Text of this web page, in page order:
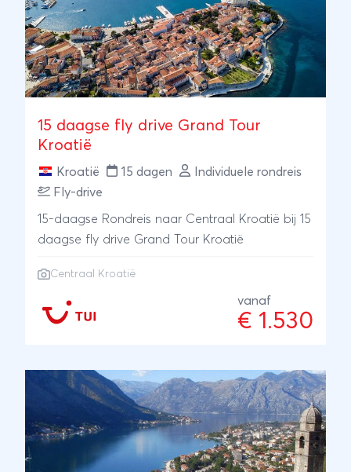
15 daagse fly drive Grand Tour
Kroatië
Kroatië 15 dagen
Individuele rondreis
Fly-drive
15-daagse Rondreis naar Centraal Kroatië bij 15
daagse fly drive Grand Tour Kroatië
Centraal Kroatië
vanaf
€ 1.530